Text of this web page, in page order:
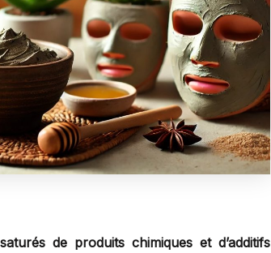
de produits chimiques et d’additifs